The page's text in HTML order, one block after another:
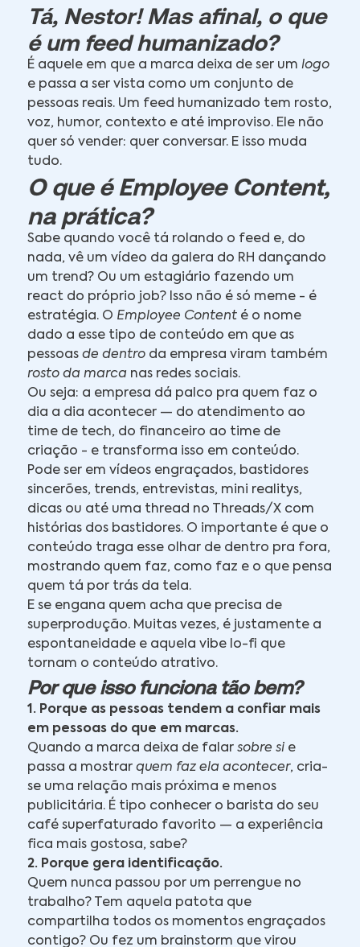
Tá, Nestor! Mas afinal, o que
é um feed humanizado?
É aquele em que a marca deixa de ser umlogo
e passa a ser vista como um conjunto de
pessoas reais. Um feed humanizado tem rosto,
voz, humor, contexto e até improviso. Ele não
quer só vender: quer conversar. E isso muda
tudo.
O que é Employee Content,
na prática?
Sabe quando você tá rolando o feed e, do
nada, vê um vídeo da galera do RH dançando
um trend? Ou um estagiário fazendo um
react do próprio job? Isso não é só meme - é
estratégia. O Employee Content é o nome
dado a esse tipo de conteúdo em que as
pessoasde dentro da empresa viram também
rosto da marca nas redes sociais.
Ou seja: a empresa dá palco pra quem faz o
dia a dia acontecer — do atendimento ao
time de tech, do financeiro ao time de
criação - e transforma isso em conteúdo.
Pode ser em vídeos engraçados, bastidores
sincerões, trends, entrevistas, mini realitys,
dicas ou até uma thread no Threads/X com
histórias dos bastidores. O importante é que o
conteúdo traga esse olhar de dentro pra fora,
mostrando quem faz, como faz e o que pensa
quem tá por trás da tela.
E se engana quem acha que precisa de
superprodução. Muitas vezes, é justamente a
espontaneidade e aquela vibe lo-fi que
tornam o conteúdo atrativo.
Por que isso funciona tão bem?
1. Porque as pessoas tendem a confiar mais
em pessoas do que em marcas.
Quando a marca deixa de falarsobre si e
passa a mostrarquem faz ela acontecer, cria-
se uma relação mais próxima e menos
publicitária. É tipo conhecer o barista do seu
café superfaturado favorito — a experiência
fica mais gostosa, sabe?
2. Porque gera identificação.
Quem nunca passou por um perrengue no
trabalho? Tem aquela patota que
compartilha todos os momentos engraçados
contigo? Ou fez um brainstorm que virou